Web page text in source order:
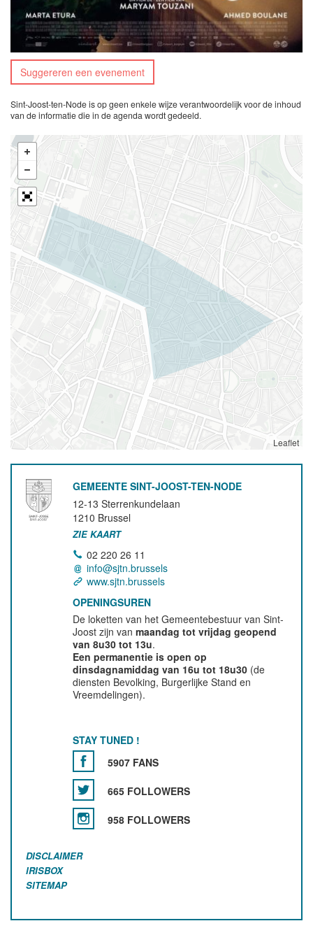
Suggereren een evenement
Sint-Joost-ten-Node is op geen enkele wijze verantwoordelijk voor de inhoud
van de informatie die in de agenda wordt gedeeld.
Leaflet
GEMEENTE SINT-JOOST-TEN-NODE
12-13 Sterrenkundelaan
1210 Brussel
ZIE KAART
02 220 26 11
info@sjtn.brussels
www.sjtn.brussels
OPENINGSUREN
De loketten van het Gemeentebestuur van Sint-
Joost zijn vanmaandag tot vrijdag geopend
van 8u30 tot 13u.
Een permanentie is open op
dinsdagnamiddag van 16u tot 18u30 (de
diensten Bevolking, Burgerlijke Stand en
Vreemdelingen).
STAY TUNED !
5907 FANS
665 FOLLOWERS
958 FOLLOWERS
DISCLAIMER
IRISBOX
SITEMAP